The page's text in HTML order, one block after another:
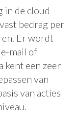
in de cloud
bedrag per
Er wordt
mail of
kent een zeer
van
van acties